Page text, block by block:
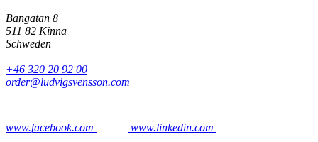
Bangatan 8
511 82 Kinna
Schweden
+46 320 20 92 00
order@ludvigsvensson.com
www.facebook.com www.linkedin.com